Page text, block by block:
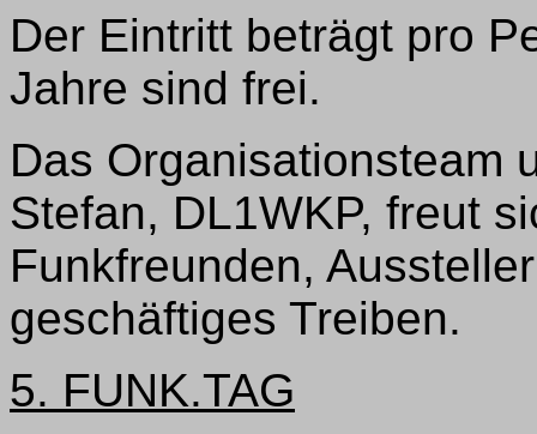
Der Eintritt beträgt pro
Jahre sind frei.
Das Organisationsteam
Stefan, DL1WKP, freut
Funkfreunden,
geschäftiges Treiben.
5. FUNK.TAG